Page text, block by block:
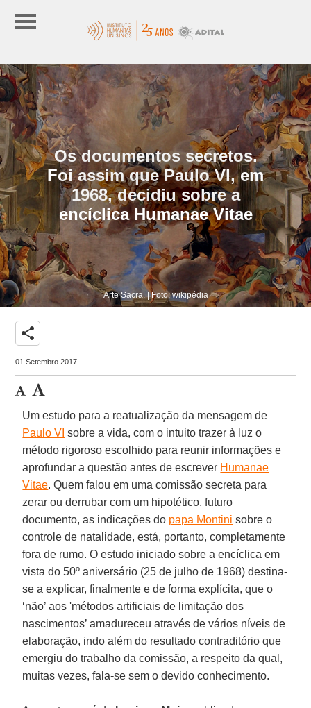
Os documentos secretos.
Foi assim que Paulo VI, em
1968, decidiu sobre a
encíclica Humanae Vitae
Arte Sacra. | Foto: wikipédia
share
01 Setembro 2017
Um estudo para a reatualização da mensagem de
Paulo VI sobre a vida, com o intuito trazer à luz o
método rigoroso escolhido para reunir informações e
aprofundar a questão antes de escrever Humanae
Vitae. Quem falou em uma comissão secreta para
zerar ou derrubar com um hipotético, futuro
documento, as indicações do papa Montini sobre o
controle de natalidade, está, portanto, completamente
fora de rumo. O estudo iniciado sobre a encíclica em
vista do 50º aniversário (25 de julho de 1968) destina-
se a explicar, finalmente e de forma explícita, que o
‘não’ aos 'métodos artificiais de limitação dos
nascimentos’ amadureceu através de vários níveis de
elaboração, indo além do resultado contraditório que
emergiu do trabalho da comissão, a respeito da qual,
muitas vezes, fala-se sem o devido conhecimento.